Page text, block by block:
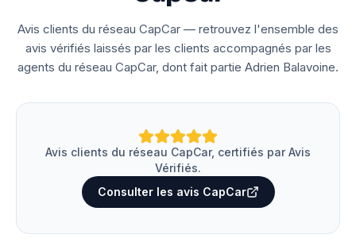
Avis clients du réseau CapCar — retrouvez l'ensemble des
avis vérifiés laissés par les clients accompagnés par les
agents du réseau CapCar, dont fait partie Adrien Balavoine.
Avis clients du réseau CapCar, certifiés par Avis
Vérifiés.
Consulter les avis CapCar